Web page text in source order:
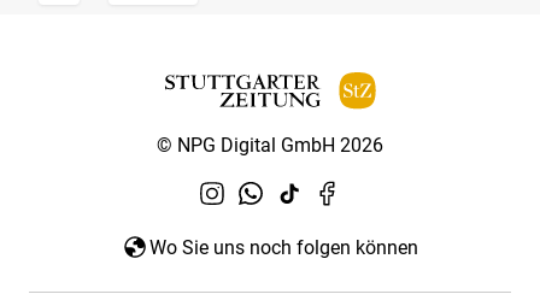
© NPG Digital GmbH 2026
Wo Sie uns noch folgen können